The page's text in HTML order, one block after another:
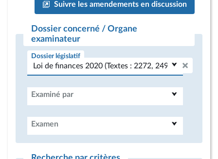
Suivre les amendements en discussion
Dossier concerné / Organe
examinateur
Dossier législatif
Examiné par
Examen